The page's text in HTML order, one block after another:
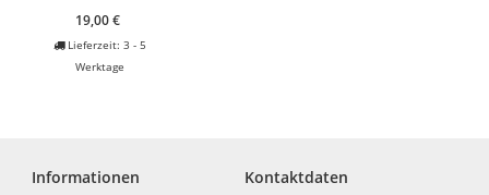
19,00€
Lieferzeit:3 - 5
Werktage
Informationen Kontaktdaten